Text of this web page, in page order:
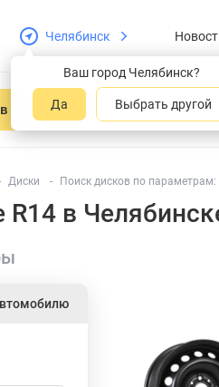
Челябинск
Ваш город Челябинск?
Да Выбрать другой
О нас
Диски Поиск дисков по параметрам:
в